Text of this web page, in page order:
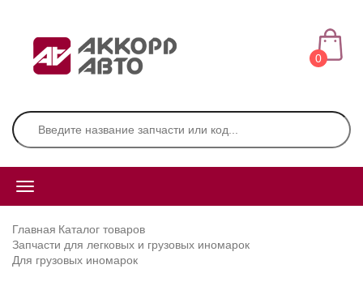
0
Главная Каталог товаров
Запчасти для легковых и грузовых иномарок
Для грузовых иномарок